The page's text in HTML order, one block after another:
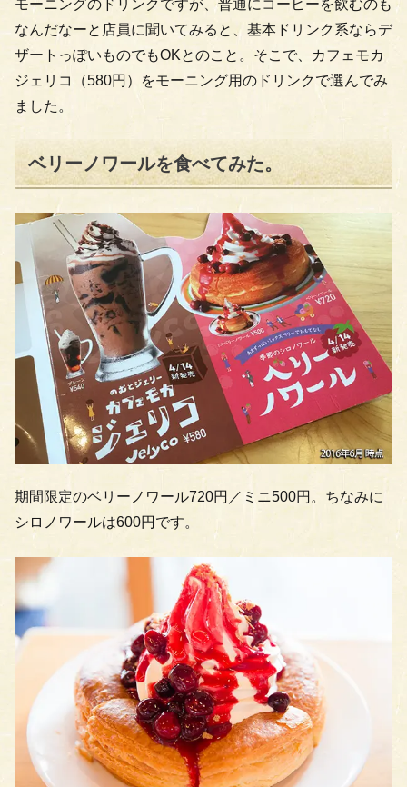
モーニングのドリンクですが、普通にコーヒーを飲むのも
なんだなーと店員に聞いてみると、基本ドリンク系ならデ
ザートっぽいものでもOKとのこと。そこで、カフェモカ
ジェリコ（580円）をモーニング用のドリンクで選んでみ
ました。
ベリーノワールを食べてみた。
期間限定のベリーノワール720円／ミニ500円。ちなみに
シロノワールは600円です。